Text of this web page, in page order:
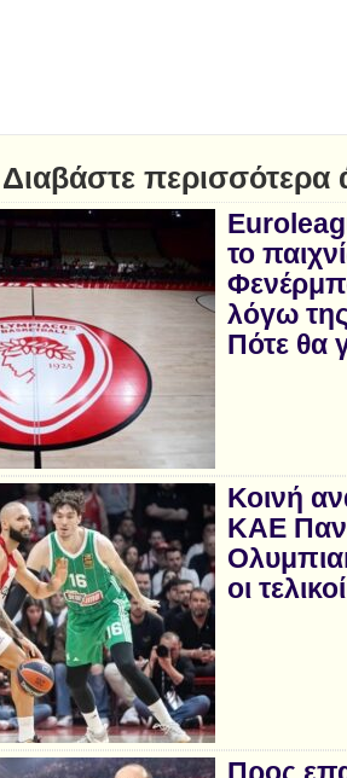
Διαβάστε περισσότερα
το
λόγω
Πότε θα
Κοινή
ΚΑΕ
οι τελικοί